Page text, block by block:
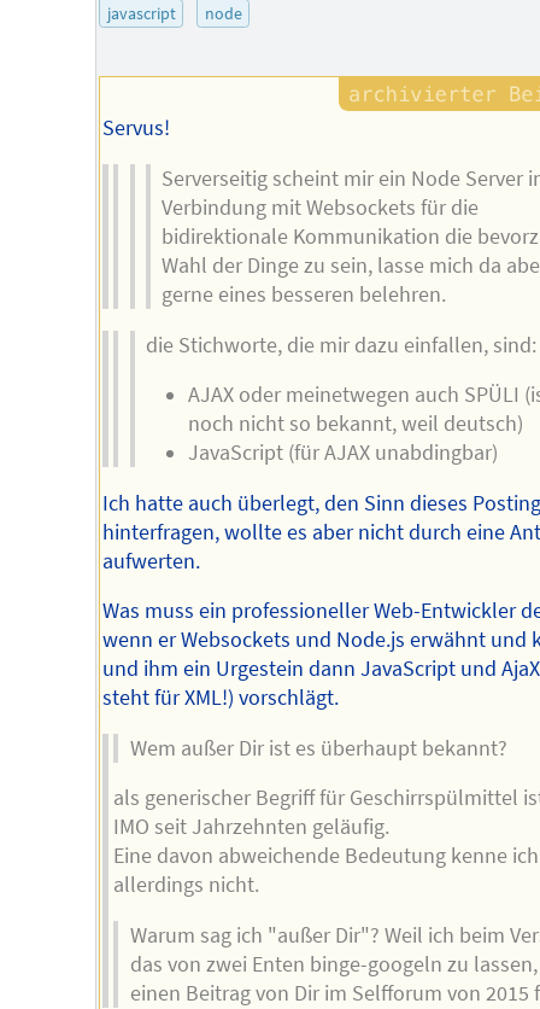
javascript
node
Servus!
Serverseitig scheint mir ein Node Server
Verbindung mit Websockets für die
bidirektionale Kommunikation die
Wahl der Dinge zu sein, lasse mich da
gerne eines besseren belehren.
die Stichworte, die mir dazu einfallen, sind:
AJAX oder meinetwegen auch SPÜLI
noch nicht so bekannt, weil deutsch)
JavaScript (für AJAX unabdingbar)
Ich hatte auch überlegt, den Sinn dieses
hinterfragen, wollte es aber nicht durch eine
aufwerten.
Was muss ein professioneller Web-Entwickler
wenn er Websockets und Node.js erwähnt und
und ihm ein Urgestein dann JavaScript und
steht für XML!) vorschlägt.
Wem außer Dir ist es überhaupt bekannt?
als generischer Begriff für Geschirrspülmittel
IMO seit Jahrzehnten geläufig.
Eine davon abweichende Bedeutung kenne ich
allerdings nicht.
Warum sag ich "außer Dir"? Weil ich beim
das von zwei Enten binge-googeln zu lassen,
einen Beitrag von Dir im Selfforum von 2015